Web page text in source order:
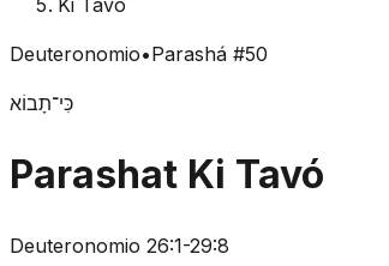
Ki Tavó
Deuteronomio•Parashá #50
כִּי־תָבוֹא
Parashat Ki Tavó
Deuteronomio 26:1-29:8